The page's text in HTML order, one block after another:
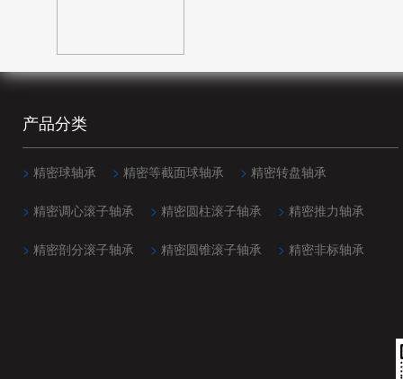
165.1mm(24)
180mm(9)
190mm(9)
101.6mm(5)
106mm(11)
110mm(3)
117.475mm(5)
30mm(3)
45mm(1)
50mm(1)
产品分类
> 精密球轴承 > 精密等截面球轴承 > 精密转盘轴承
> 精密调心滚子轴承 > 精密圆柱滚子轴承 > 精密推力轴承
> 精密剖分滚子轴承 > 精密圆锥滚子轴承 > 精密非标轴承